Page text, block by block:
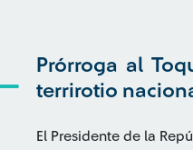
Prórroga al
terrirotio
El Presidente de la